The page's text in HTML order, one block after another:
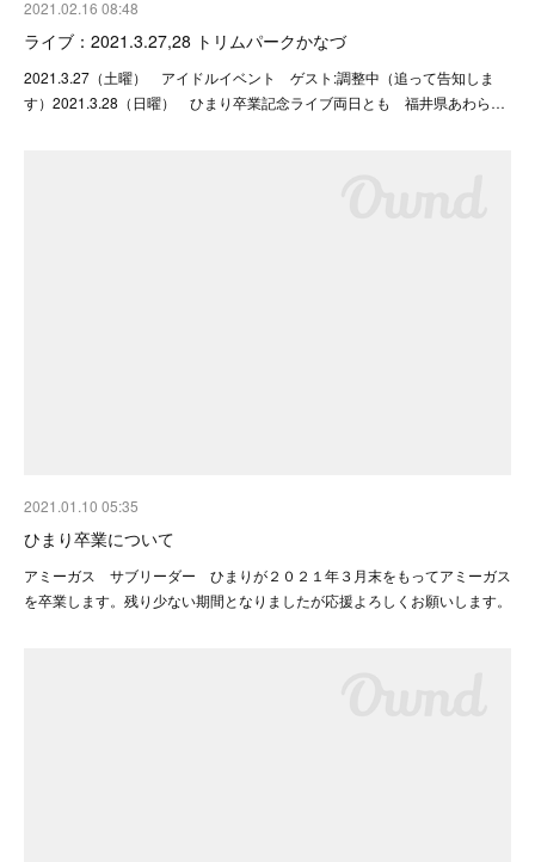
2021.02.16 08:48
ライブ：2021.3.27,28 トリムパークかなづ
2021.3.27（土曜） アイドルイベント ゲスト:調整中（追って告知しま
す）2021.3.28（日曜） ひまり卒業記念ライブ両日とも 福井県あわら…
2021.01.10 05:35
ひまり卒業について
アミーガス サブリーダー ひまりが２０２１年３月末をもってアミーガス
を卒業します。残り少ない期間となりましたが応援よろしくお願いします。